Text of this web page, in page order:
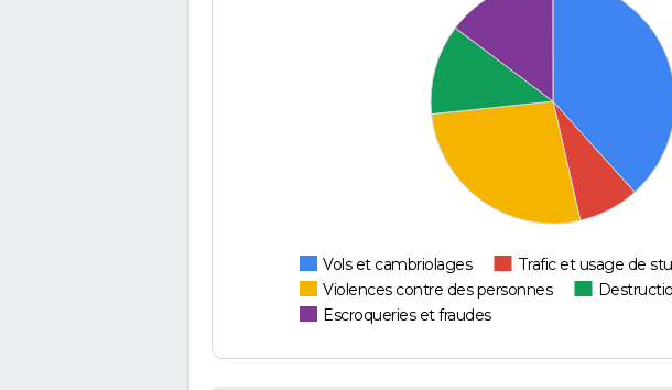
Vols et cambriolages
Trafic et usage de
Violences contre des personnes
Escroqueries et fraudes